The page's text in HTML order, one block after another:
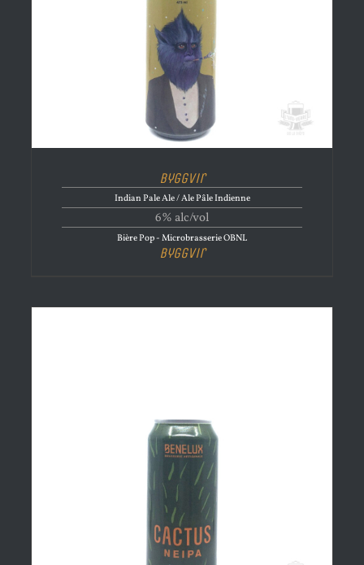
Byggvir
Indian Pale Ale / Ale Pâle Indienne
6% alc/vol
Bière Pop - Microbrasserie OBNL
Byggvir